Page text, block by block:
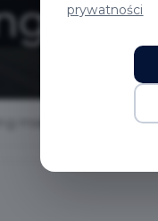
prywatności